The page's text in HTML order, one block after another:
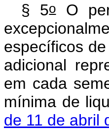
§ 5oO
específicos
adicional
em cada
mínima de
de 11 de abril